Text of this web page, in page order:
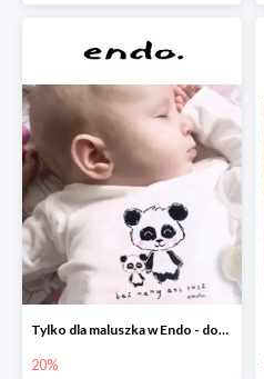
Tylko dla maluszka w Endo - dodatkowe -20%
20%